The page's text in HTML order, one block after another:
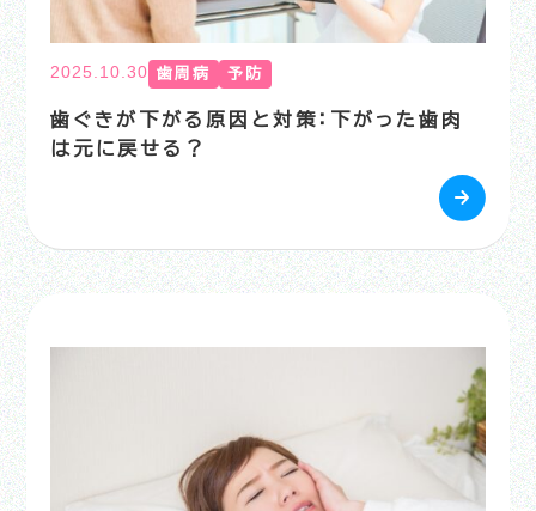
2025.10.30 歯周病 予防
歯ぐきが下がる原因と対策：下がった歯肉
は元に戻せる？